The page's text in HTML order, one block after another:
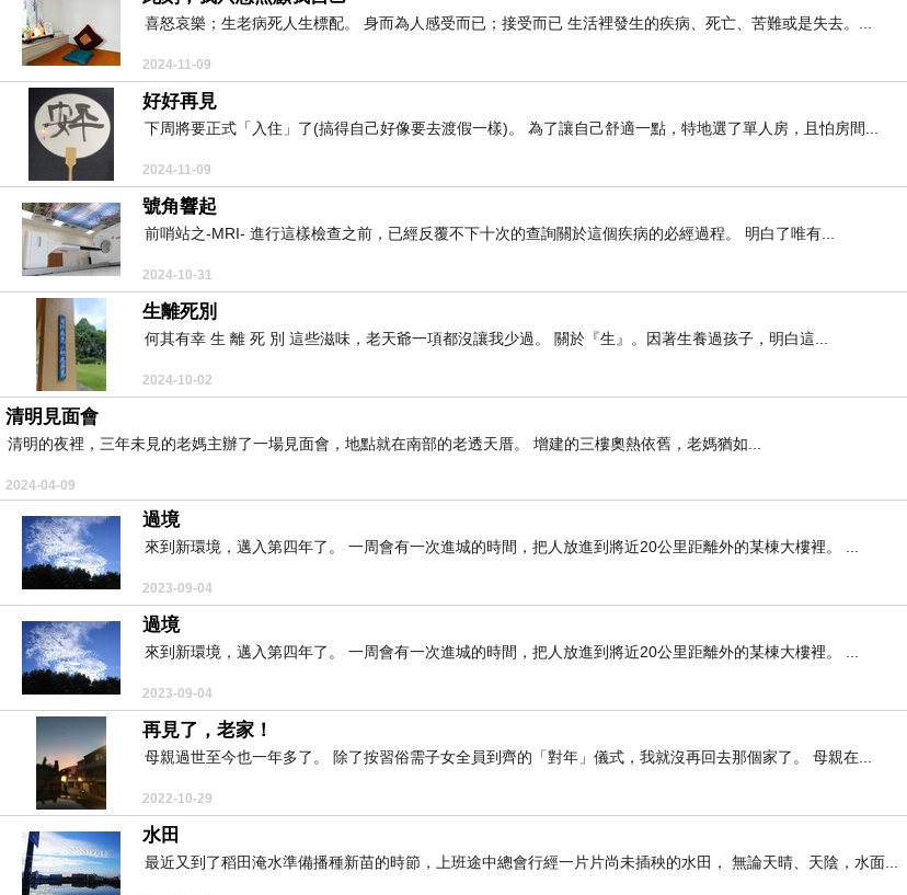
喜怒哀樂；生老病死人生標配。 身而為人感受而已；接受而已 生活裡發生的疾病、死亡、苦難或是失去。...
2024-11-09
好好再見
下周將要正式「入住」了(搞得自己好像要去渡假一樣)。 為了讓自己舒適一點，特地選了單人房，且怕房間...
2024-11-09
號角響起
前哨站之-MRI- 進行這樣檢查之前，已經反覆不下十次的查詢關於這個疾病的必經過程。 明白了唯有...
2024-10-31
生離死別
何其有幸 生 離 死 別 這些滋味，老天爺一項都沒讓我少過。 關於『生』。因著生養過孩子，明白這...
2024-10-02
清明見面會
清明的夜裡，三年未見的老媽主辦了一場見面會，地點就在南部的老透天厝。 增建的三樓奧熱依舊，老媽猶如...
2024-04-09
過境
來到新環境，邁入第四年了。 一周會有一次進城的時間，把人放進到將近20公里距離外的某棟大樓裡。 ...
2023-09-04
過境
來到新環境，邁入第四年了。 一周會有一次進城的時間，把人放進到將近20公里距離外的某棟大樓裡。 ...
2023-09-04
再見了，老家！
母親過世至今也一年多了。 除了按習俗需子女全員到齊的「對年」儀式，我就沒再回去那個家了。 母親在...
2022-10-29
水田
最近又到了稻田淹水準備播種新苗的時節，上班途中總會行經一片片尚未插秧的水田， 無論天晴、天陰，水面...